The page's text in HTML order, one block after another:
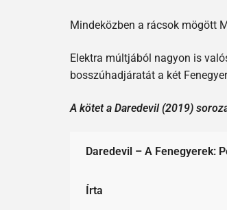
Mindeközben a rácsok mögött
Elektra múltjából nagyon is
bosszúhadjáratát a két
A kötet a Daredevil (2019)
Daredevil – A Fenegyerek:
Írta